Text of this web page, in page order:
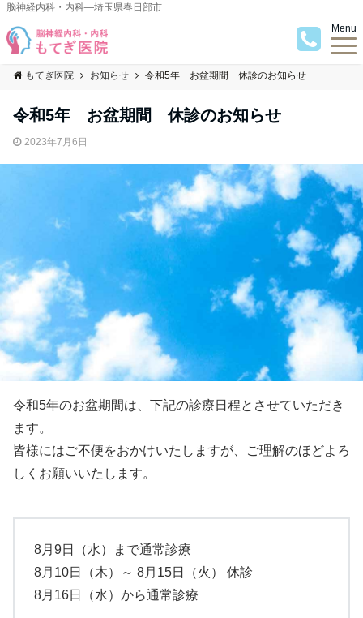
脳神経内科・内科―埼玉県春日部市
Menu
もてぎ医院 お知らせ 令和5年 お盆期間 休診のお知らせ
令和5年 お盆期間 休診のお知らせ
2023年7月6日
令和5年のお盆期間は、下記の診療日程とさせていただき
ます。
皆様にはご不便をおかけいたしますが、ご理解のほどよろ
しくお願いいたします。
8月9日（水）まで通常診療
8月10日（木）～ 8月15日（火） 休診
8月16日（水）から通常診療